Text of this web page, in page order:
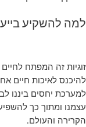
למה להשקיע
זוגיות זה המפתח
להיכנס לאיכות חיים
למערכת יחסים ביננו
עצמנו ומתוך כך
הקרירה והעולם.